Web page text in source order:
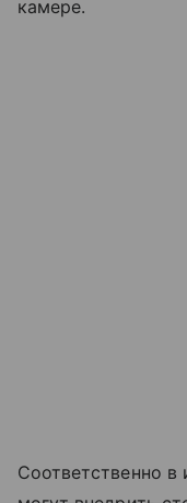
камере.
Соответственно в